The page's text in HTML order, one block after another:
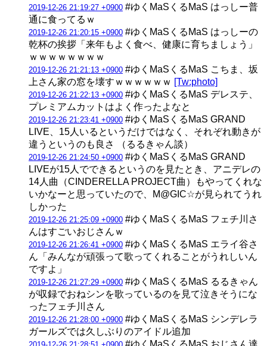
2019-12-26 21:19:27 +0900 #ゆくMaSくるMaS はっしー普
通に食ってるｗ
2019-12-26 21:20:15 +0900 #ゆくMaSくるMaS はっしーの
乾杯の挨拶「来年もよく食べ、健康に育ちましょう」
ｗｗｗｗｗｗｗｗ
2019-12-26 21:21:13 +0900 #ゆくMaSくるMaS こちま、坂
上さん家の窓を壊すｗｗｗｗｗｗ [Tw:photo]
2019-12-26 21:22:13 +0900 #ゆくMaSくるMaS デレステ、
プレミアムカットはよく作ったよなと
2019-12-26 21:23:41 +0900 #ゆくMaSくるMaS GRAND
LIVE、15人いるというだけではなく、それぞれ動きが
違うというのも良さ （るるきゃん談）
2019-12-26 21:24:50 +0900 #ゆくMaSくるMaS GRAND
LIVEが15人でできるというのを見たとき、アニデレの
14人曲（CINDERELLA PROJECT曲）もやってくれな
いかなーと思っていたので、M@GIC☆が見られてうれ
しかった
2019-12-26 21:25:09 +0900 #ゆくMaSくるMaS フェチ川さ
んはすごいおじさんｗ
2019-12-26 21:26:41 +0900 #ゆくMaSくるMaS エライ谷さ
ん「みんなが頑張って歌ってくれることがうれしいん
ですよ」
2019-12-26 21:27:29 +0900 #ゆくMaSくるMaS るるきゃん
が収録でおねシンを歌っているのを見て泣きそうにな
ったフェチ川さん
2019-12-26 21:28:00 +0900 #ゆくMaSくるMaS シンデレラ
ガールズでは久しぶりのアイドル追加
#ゆくMaSくるMaS おじさん達